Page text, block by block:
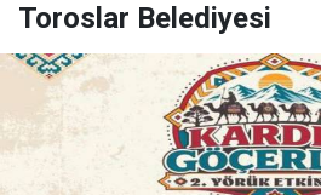
Toroslar Belediyesi